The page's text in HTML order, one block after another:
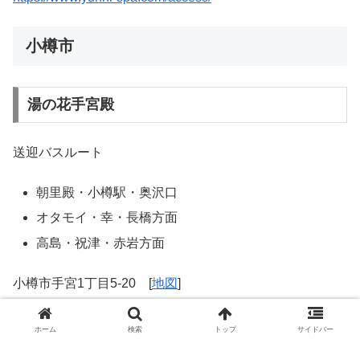
小樽市
湯の花手宮殿
送迎バスルート
朝里殿・小樽駅・奥沢口
オタモイ・幸・長橋方面
高島・祝津・赤岩方面
小樽市手宮1丁目5-20 [地図]
TEL:0134-31-4444
ホーム 検索 トップ サイドバー